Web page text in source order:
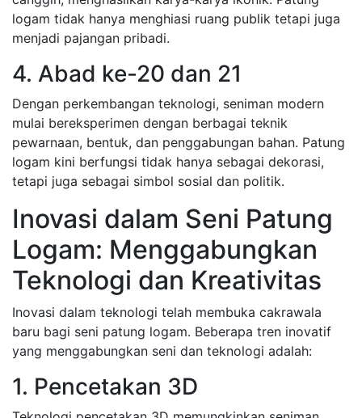
logam tidak hanya menghiasi ruang publik tetapi juga
menjadi pajangan pribadi.
4. Abad ke-20 dan 21
Dengan perkembangan teknologi, seniman modern
mulai bereksperimen dengan berbagai teknik
pewarnaan, bentuk, dan penggabungan bahan. Patung
logam kini berfungsi tidak hanya sebagai dekorasi,
tetapi juga sebagai simbol sosial dan politik.
Inovasi dalam Seni Patung
Logam: Menggabungkan
Teknologi dan Kreativitas
Inovasi dalam teknologi telah membuka cakrawala
baru bagi seni patung logam. Beberapa tren inovatif
yang menggabungkan seni dan teknologi adalah:
1. Pencetakan 3D